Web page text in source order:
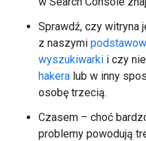
Sprawdź, czy witryna
z naszymi
wyszukiwarki i czy
hakera lub w inny
osobę trzecią.
Czasem – choć
problemy powodują